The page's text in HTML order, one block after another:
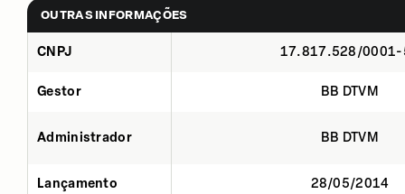
OUTRAS INFORMAÇÕES
CNPJ 17.817.528/0001-
Gestor BB DTVM
Administrador BB DTVM
Lançamento 28/05/2014